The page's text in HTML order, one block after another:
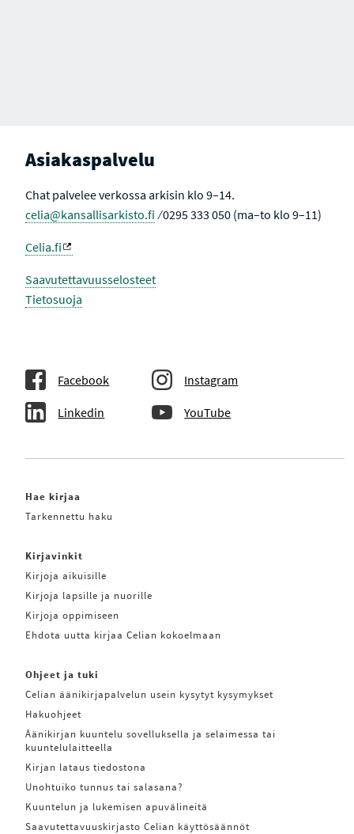
Asiakaspalvelu
Chat palvelee verkossa arkisin klo 9–14.
celia@kansallisarkisto.fi ⁄ 0295 333 050 (ma–to klo 9–11)
Celia.fi
Saavutettavuusselosteet
Tietosuoja
Facebook Instagram
Linkedin YouTube
Hae kirjaa
Tarkennettu haku
Kirjavinkit
Kirjoja aikuisille
Kirjoja lapsille ja nuorille
Kirjoja oppimiseen
Ehdota uutta kirjaa Celian kokoelmaan
Ohjeet ja tuki
Celian äänikirjapalvelun usein kysytyt kysymykset
Hakuohjeet
Äänikirjan kuuntelu sovelluksella ja selaimessa tai
kuuntelulaitteella
Kirjan lataus tiedostona
Unohtuiko tunnus tai salasana?
Kuuntelun ja lukemisen apuvälineitä
Saavutettavuuskirjasto Celian käyttösäännöt